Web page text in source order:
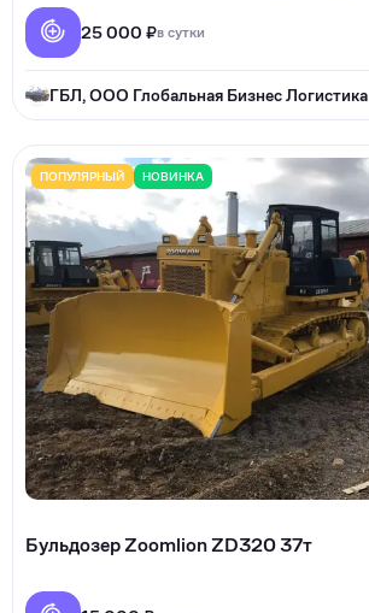
25 000 ₽в сутки
ГБЛ, ООО Глобальная Бизнес Логистика
ПОПУЛЯРНЫЙ НОВИНКА
Бульдозер Zoomlion ZD320 37т